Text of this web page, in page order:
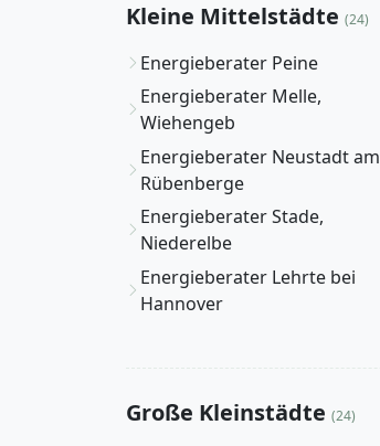
Kleine Mittelstädte (24)
Energieberater Peine
Energieberater Melle,
Wiehengeb
Energieberater Neustadt am
Rübenberge
Energieberater Stade,
Niederelbe
Energieberater Lehrte bei
Hannover
Große Kleinstädte (24)